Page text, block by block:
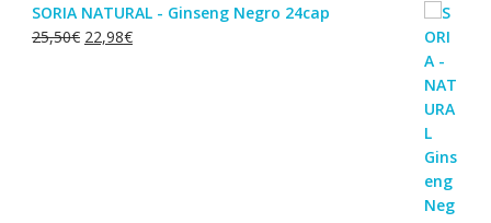
SORIA NATURAL - Ginseng Negro 24cap
25,50€ O
22,98€O